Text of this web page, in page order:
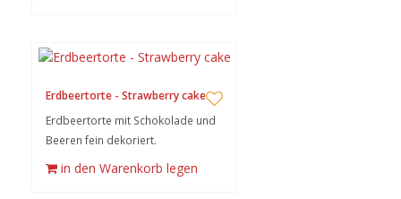
Erdbeertorte - Strawberry cake
Erdbeertorte mit Schokolade und
Beeren fein dekoriert.
in den Warenkorb legen